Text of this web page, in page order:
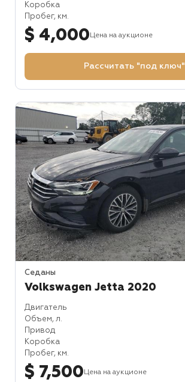
Коробка
Пробег, км.
$ 4,000 Цена на аукционе
Рассчитать "под ключ"
Седаны
Volkswagen Jetta 2020
Двигатель
Объем, л.
Привод
Коробка
Пробег, км.
$ 7,500 Цена на аукционе